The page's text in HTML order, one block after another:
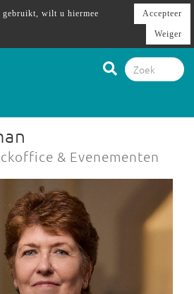
& Evenementen
gebruikt, wilt u hiermee
Accepteer
Weiger